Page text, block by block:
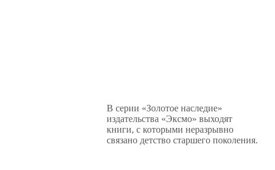
В серии «Золотое наследие»
издательства «Эксмо» выходят
книги, с которыми неразрывно
связано детство старшего поколения.